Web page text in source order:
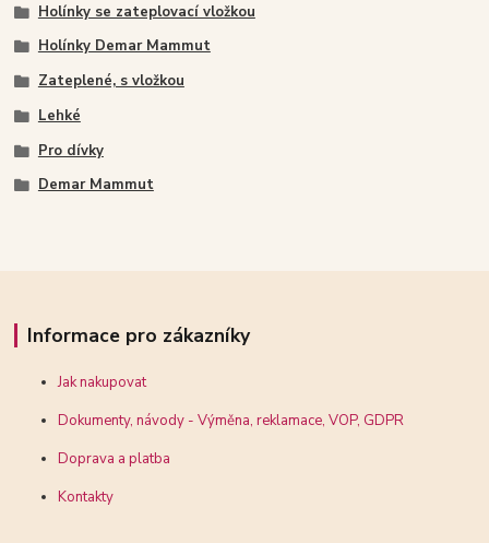
Holínky se zateplovací vložkou
Holínky Demar Mammut
Zateplené, s vložkou
Lehké
Pro dívky
Demar Mammut
Informace pro zákazníky
Jak nakupovat
Dokumenty, návody - Výměna, reklamace, VOP, GDPR
Doprava a platba
Kontakty